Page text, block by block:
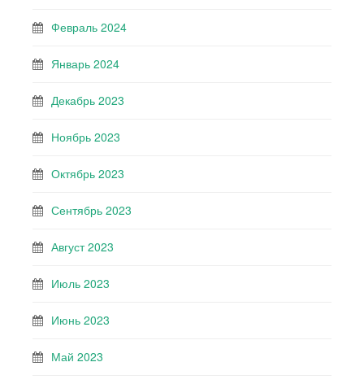
Февраль 2024
Январь 2024
Декабрь 2023
Ноябрь 2023
Октябрь 2023
Сентябрь 2023
Август 2023
Июль 2023
Июнь 2023
Май 2023